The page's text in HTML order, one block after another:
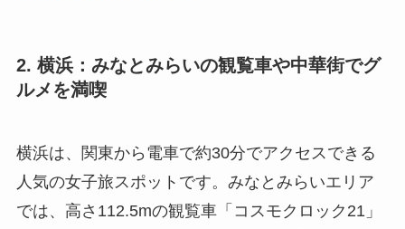
2. 横浜：みなとみらいの観覧車や中華街でグ
ルメを満喫
横浜は、関東から電車で約30分でアクセスできる
人気の女子旅スポットです。みなとみらいエリア
では、高さ112.5mの観覧車「コスモクロック21」